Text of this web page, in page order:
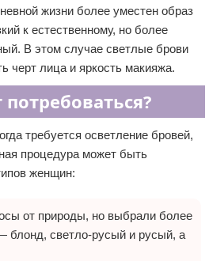
жизни более уместен образ
к естественному, но более
В этом случае светлые брови
черт лица и яркость макияжа.
требуется осветление бровей,
процедура может быть
женщин:
от природы, но выбрали более
блонд, светло-русый и русый, а